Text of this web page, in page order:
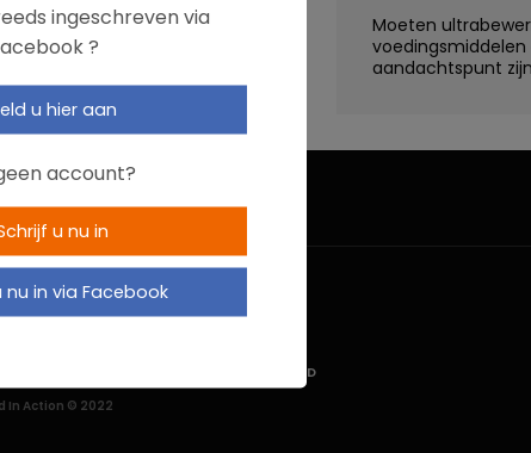
Moeten
aandachtspunt
ingeschreven via
?
u hier aan
account?
u nu in
nu in via Facebook
PRIVACYBELEID
In Action © 2022